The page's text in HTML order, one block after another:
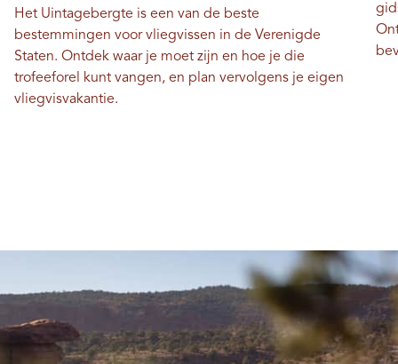
Het Uintagebergte is een van de beste
bestemmingen voor vliegvissen in de Verenigde
Staten. Ontdek waar je moet zijn en hoe je die
trofeeforel kunt vangen, en plan vervolgens je eigen
vliegvisvakantie.